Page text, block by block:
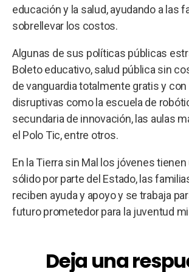
educación y la salud, ayudando a las
sobrellevar los costos.
Algunas de sus políticas públicas
Boleto educativo, salud pública sin
de vanguardia totalmente gratis y
disruptivas como la escuela de
secundaria de innovación, las aulas
el Polo Tic, entre otros.
En la Tierra sin Mal los jóvenes
sólido por parte del Estado, las
reciben ayuda y apoyo y se trabaja
futuro prometedor para la juventud
Deja una